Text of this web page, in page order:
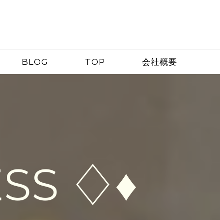
BLOG TOP 会社概要
♢♦︎